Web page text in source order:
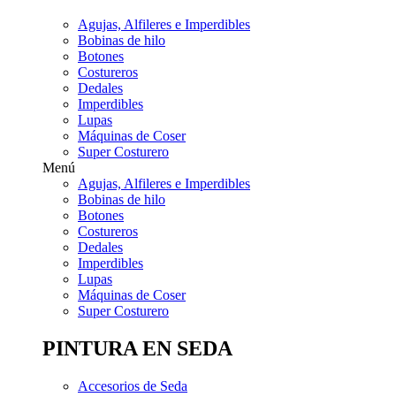
Agujas, Alfileres e Imperdibles
Bobinas de hilo
Botones
Costureros
Dedales
Imperdibles
Lupas
Máquinas de Coser
Super Costurero
Menú
Agujas, Alfileres e Imperdibles
Bobinas de hilo
Botones
Costureros
Dedales
Imperdibles
Lupas
Máquinas de Coser
Super Costurero
PINTURA EN SEDA
Accesorios de Seda